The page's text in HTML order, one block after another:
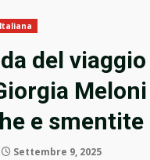
del
e smentite
Settembre 9, 2025